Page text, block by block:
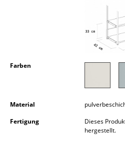
... alle
Hängeleuchten &
Schreibtischleuchten
Farben
Material
Fertigung
Dieses
hergestellt.